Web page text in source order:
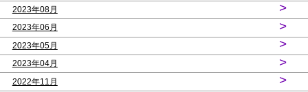
2023年08月 >
2023年06月 >
2023年05月 >
2023年04月 >
2022年11月 >